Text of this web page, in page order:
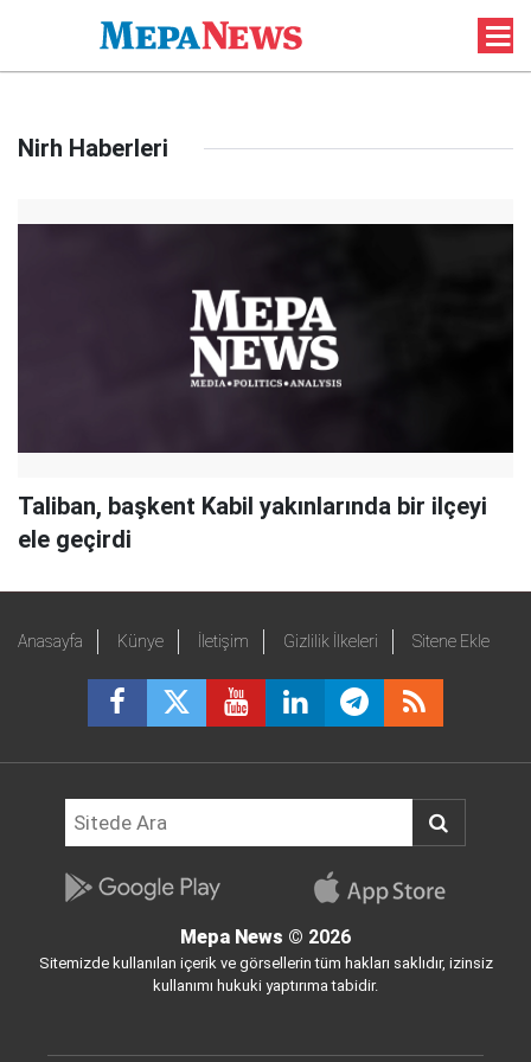
Nirh Haberleri
Taliban, başkent Kabil yakınlarında bir ilçeyi
ele geçirdi
Anasayfa Künye İletişim Gizlilik İlkeleri Sitene Ekle
Mepa News © 2026
Sitemizde kullanılan içerik ve görsellerin tüm hakları saklıdır, izinsiz
kullanımı hukuki yaptırıma tabidir.